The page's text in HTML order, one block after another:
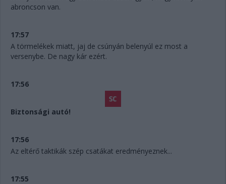
abroncson van.
17:57
A törmelékek miatt, jaj de csúnyán belenyúl ez most a
versenybe. De nagy kár ezért.
17:56
Biztonsági autó!
17:56
Az eltérő taktikák szép csatákat eredményeznek...
17:55